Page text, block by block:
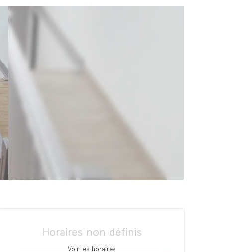
Ouverture et
Horaires non définis
Voir les horaires